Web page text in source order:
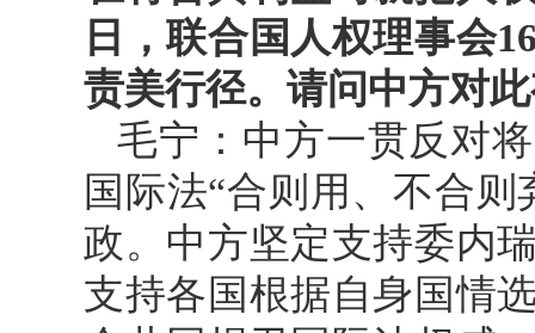
日，联合国人权理事会
责美行径。请问中方对
毛宁：中方一贯反对
国际法“合则用、不合
政。中方坚定支持委内
支持各国根据自身国情